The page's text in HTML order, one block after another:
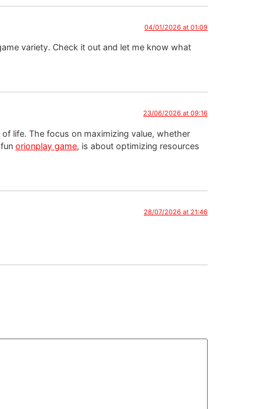
04/01/2026 at 01:09
variety. Check it out and let me know what
23/06/2026 at 09:16
life. The focus on maximizing value, whether
orionplay game, is about optimizing resources
28/07/2026 at 21:46